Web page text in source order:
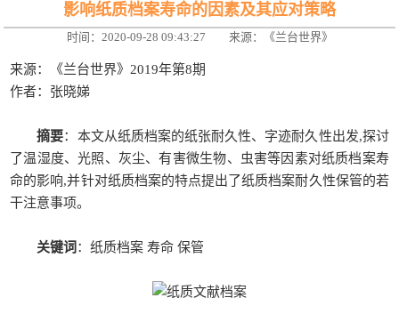
影响纸质档案寿命的因素及其应对策略
时间：2020-09-28 09:43:27 来源：《兰台世界》
来源：《兰台世界》2019年第8期
作者：张晓娣
摘要：本文从纸质档案的纸张耐久性、字迹耐久性出发,探讨
了温湿度、光照、灰尘、有害微生物、虫害等因素对纸质档案寿
命的影响,并针对纸质档案的特点提出了纸质档案耐久性保管的若
干注意事项。
关键词 ：纸质档案 寿命 保管